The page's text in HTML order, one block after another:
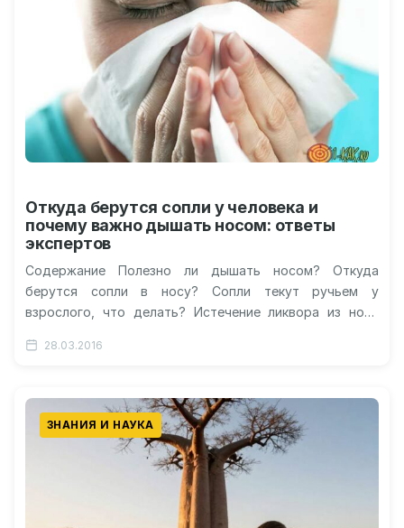
Откуда берутся сопли у человека и
почему важно дышать носом: ответы
экспертов
Содержание Полезно ли дышать носом? Откуда
берутся сопли в носу? Сопли текут ручьем у
взрослого, что делать? Истечение ликвора из носа
28.03.2016
ЗНАНИЯ И НАУКА